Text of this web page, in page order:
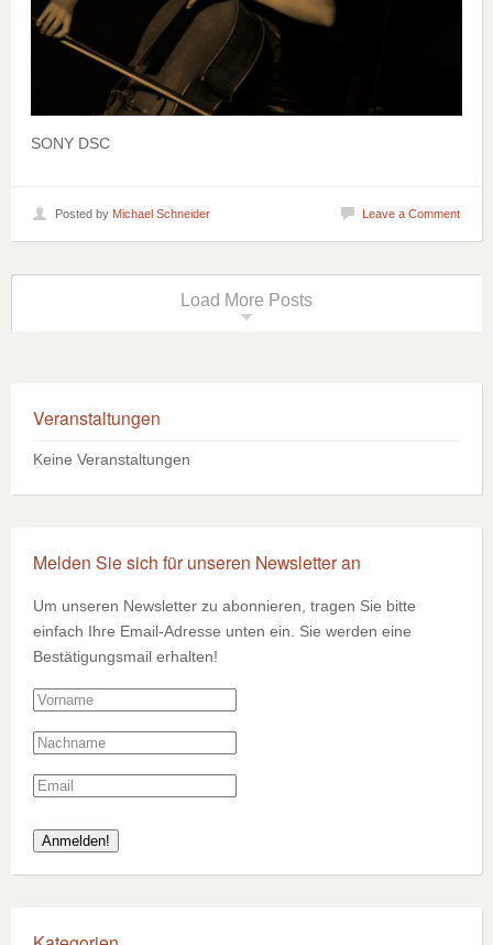
SONY DSC
Posted by Michael Schneider Leave a Comment
Load More Posts
Veranstaltungen
Keine Veranstaltungen
Melden Sie sich für unseren Newsletter an
Um unseren Newsletter zu abonnieren, tragen Sie bitte
einfach Ihre Email-Adresse unten ein. Sie werden eine
Bestätigungsmail erhalten!